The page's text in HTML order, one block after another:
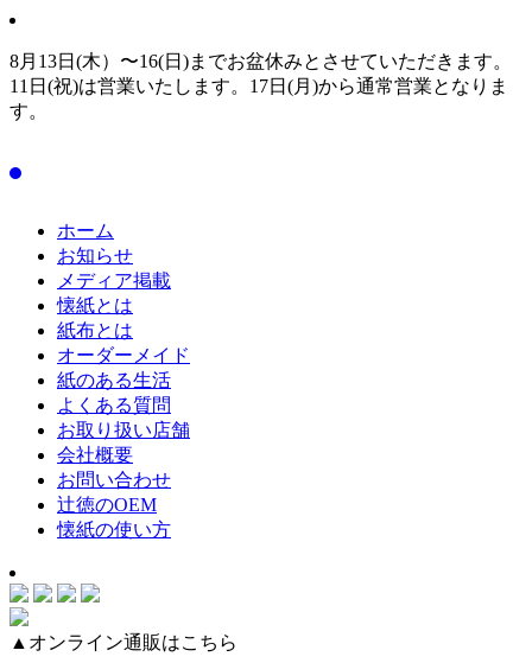
8月13日(木）〜16(日)までお盆休みとさせていただきます。
11日(祝)は営業いたします。17日(月)から通常営業となりま
す。
ホーム
お知らせ
メディア掲載
懐紙とは
紙布とは
オーダーメイド
紙のある生活
よくある質問
お取り扱い店舗
会社概要
お問い合わせ
辻徳のOEM
懐紙の使い方
▲オンライン通販はこちら